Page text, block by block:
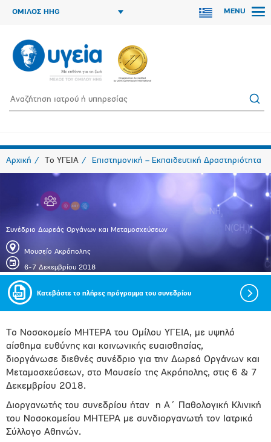
ΟΜΙΛΟΣ HHG MENU
Αρχική Το ΥΓΕΙΑ Επιστημονική – Εκπαιδευτική Δραστηριότητα
Συνέδριο Δωρεάς Οργάνων και Mεταμοσχεύσεων
Μουσείο Ακρόπολης
6-7 Δεκεμβρίου 2018
Κατεβάστε το πλήρες πρόγραμμα του συνεδρίου
Το Νοσοκομείο ΜΗΤΕΡΑ του Ομίλου ΥΓΕΙΑ, με υψηλό
αίσθημα ευθύνης και κοινωνικής ευαισθησίας,
διοργάνωσε διεθνές συνέδριο για την Δωρεά Οργάνων και
Μεταμοσχεύσεων, στο Μουσείο της Ακρόπολης, στις 6 & 7
Δεκεμβρίου 2018.
Διοργανωτής του συνεδρίου ήταν η Α΄ Παθολογική Κλινική
του Νοσοκομείου ΜΗΤΕΡΑ με συνδιοργανωτή τον Ιατρικό
Σύλλογο Αθηνών.